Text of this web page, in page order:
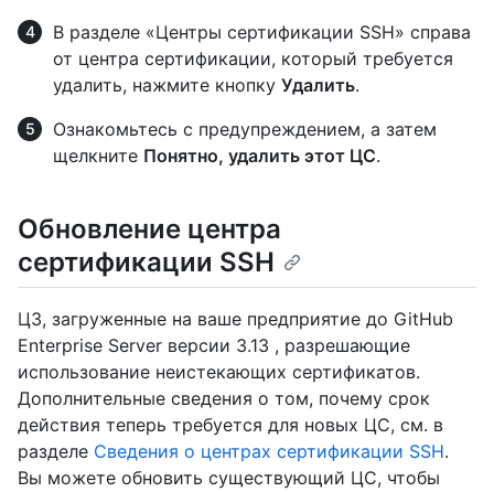
В разделе «Центры сертификации SSH» справа
от центра сертификации, который требуется
удалить, нажмите кнопку Удалить.
Ознакомьтесь с предупреждением, а затем
щелкните Понятно, удалить этот ЦС.
Обновление центра
сертификации SSH
ЦЗ, загруженные на ваше предприятие до GitHub
Enterprise Server версии 3.13 , разрешающие
использование неистекающих сертификатов.
Дополнительные сведения о том, почему срок
действия теперь требуется для новых ЦС, см. в
разделе Сведения о центрах сертификации SSH.
Вы можете обновить существующий ЦС, чтобы